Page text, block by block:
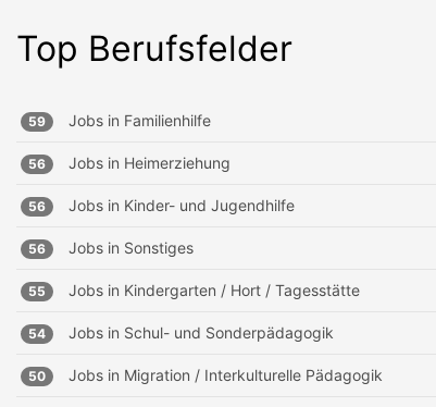
Top Berufsfelder
59 Jobs in Familienhilfe
56 Jobs in Heimerziehung
56 Jobs in Kinder- und Jugendhilfe
56 Jobs in Sonstiges
55 Jobs in Kindergarten / Hort / Tagesstätte
54 Jobs in Schul- und Sonderpädagogik
50 Jobs in Migration / Interkulturelle Pädagogik